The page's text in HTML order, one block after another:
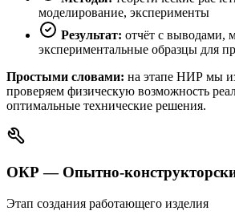
моделирование, эксперименты
Результат: отчёт с выводами,
экспериментальные образцы для
Простыми словами: на этапе НИР мы
проверяем физическую возможность
оптимальные технические решения.
ОКР — Опытно-
Этап создания работающего изделия